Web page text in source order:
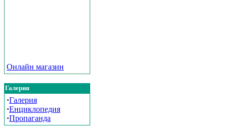
Онлайн магазин
Галерия
·Галерия
·Енциклопедия
·Пропаганда